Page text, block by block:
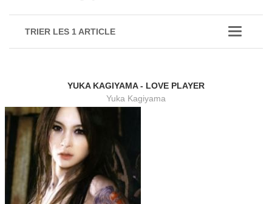
TRIER LES 1 ARTICLE
YUKA KAGIYAMA - LOVE PLAYER
Yuka Kagiyama